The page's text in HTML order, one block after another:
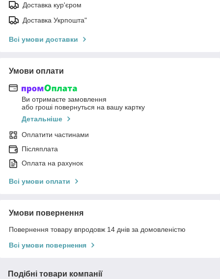
Доставка кур'єром
Доставка Укрпошта"
Всі умови доставки
Умови оплати
Ви отримаєте замовлення
або гроші повернуться на вашу картку
Детальніше
Оплатити частинами
Післяплата
Оплата на рахунок
Всі умови оплати
Умови повернення
Повернення товару впродовж 14 днів за домовленістю
Всі умови повернення
Подібні товари компанії